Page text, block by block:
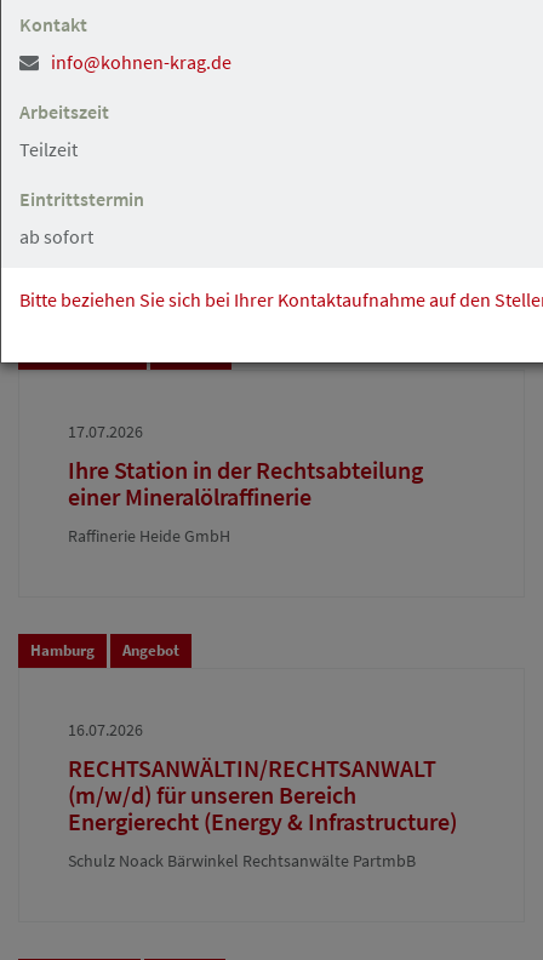
Hamburg-Innenstadt
17.07.2026
Anwaltliche Führungskraft (m/w/d) als
KSP Kanzlei Dr. Seegers, Dr. Frankenheim
Rechtsanwaltsges. mbH
17.07.2026
Ihre Station in der Rechtsabteilung
einer Mineralölraffinerie
Raffinerie Heide GmbH
Hamburg Angebot
16.07.2026
RECHTSANWÄLTIN/RECHTSANWALT
(m/w/d) für unseren Bereich
Energierecht (Energy & Infrastructure)
Schulz Noack Bärwinkel Rechtsanwälte PartmbB
Kontakt
info@kohnen-krag.de
Arbeitszeit
Teilzeit
Eintrittstermin
ab sofort
Bitte beziehen Sie sich bei Ihrer Kontaktaufnahme auf den